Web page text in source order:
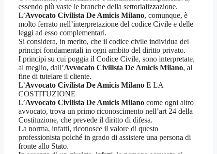
essendo più vaste le branche della settorializzazione.
L’Avvocato Civilista De Amicis Milano, comunque, è
molto ferrato nell’interpretazione del codice Civile e delle
leggi ad esso complementari.
Si considera, in merito, che il codice civile individua dei
principi fondamentali in ogni ambito del diritto privato.
I principi su cui poggia il Codice Civile, sono interpretate,
al meglio, dall’Avvocato Civilista De Amicis Milano, al
fine di tutelare il cliente.
L’Avvocato Civilista De Amicis Milano E LA
COSTITUZIONE
L’Avvocato Civilista De Amicis Milano come ogni altro
avvocato, trova un primo riconoscimento nell’art 24 della
Costituzione, che prevede il diritto di difesa.
La norma, infatti, riconosce il valore di questo
professionista poiché in grado di assistere una persona di
fronte allo Stato.